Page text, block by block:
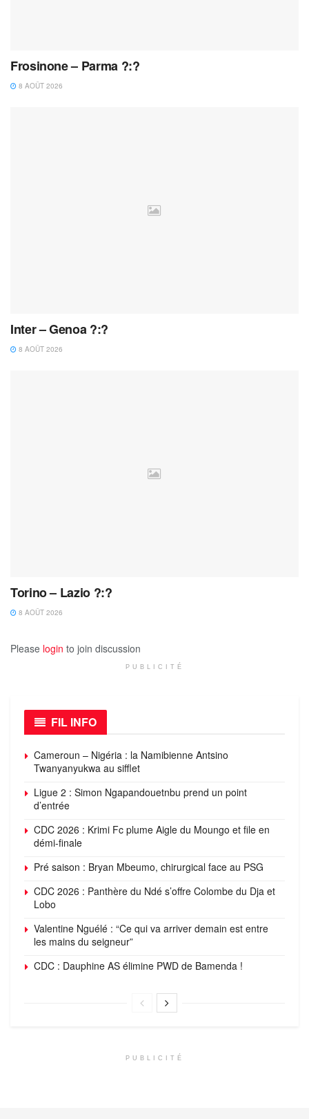
Frosinone – Parma ?:?
8 AOÛT 2026
Inter – Genoa ?:?
8 AOÛT 2026
Torino – Lazio ?:?
8 AOÛT 2026
Please login to join discussion
PUBLICITÉ
FIL INFO
Cameroun – Nigéria : la Namibienne Antsino
Twanyanyukwa au sifflet
Ligue 2 : Simon Ngapandouetnbu prend un point
d’entrée
CDC 2026 : Krimi Fc plume Aigle du Moungo et file en
démi-finale
Pré saison : Bryan Mbeumo, chirurgical face au PSG
CDC 2026 : Panthère du Ndé s’offre Colombe du Dja et
Lobo
Valentine Nguélé : “Ce qui va arriver demain est entre
les mains du seigneur”
CDC : Dauphine AS élimine PWD de Bamenda !
PUBLICITÉ